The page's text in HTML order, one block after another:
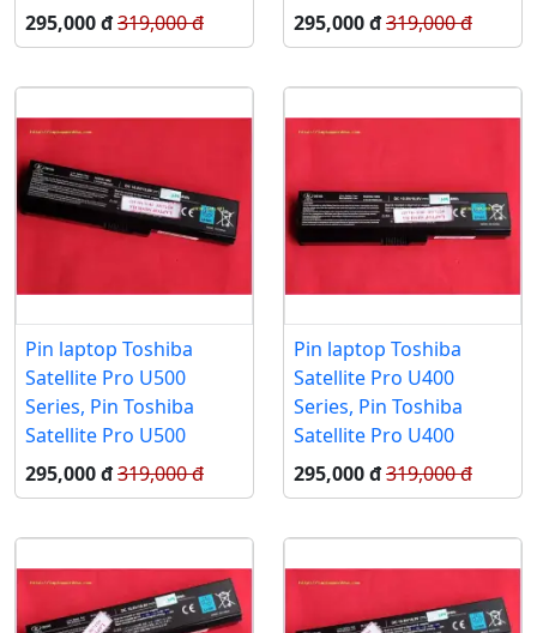
295,000 đ319,000 đ 295,000 đ319,000 đ
Pin laptop Toshiba
Satellite Pro U500
Series, Pin Toshiba
Satellite Pro U500
295,000 đ319,000 đ
Pin laptop Toshiba
Satellite Pro U400
Series, Pin Toshiba
Satellite Pro U400
295,000 đ319,000 đ